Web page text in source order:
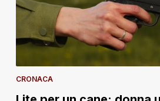
CRONACA